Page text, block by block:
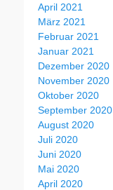
April 2021
März 2021
Februar 2021
Januar 2021
Dezember 2020
November 2020
Oktober 2020
September 2020
August 2020
Juli 2020
Juni 2020
Mai 2020
April 2020